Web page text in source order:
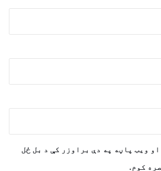
ویب پاڼه په دې براوزر کې د بل ځل
کوم.